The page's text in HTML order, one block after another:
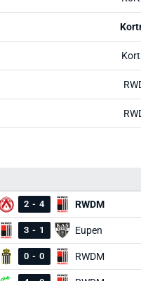
2 - 4 RWDM
3 - 1 Eupen
0 - 0 RWDM